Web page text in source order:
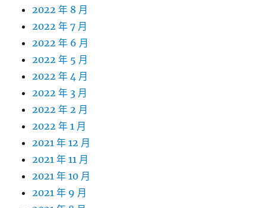
2022 年 8 月
2022 年 7 月
2022 年 6 月
2022 年 5 月
2022 年 4 月
2022 年 3 月
2022 年 2 月
2022 年 1 月
2021 年 12 月
2021 年 11 月
2021 年 10 月
2021 年 9 月